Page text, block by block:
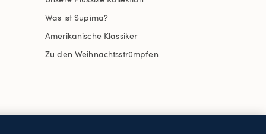
Was ist Supima?
Amerikanische Klassiker
Zu den Weihnachtsstrümpfen